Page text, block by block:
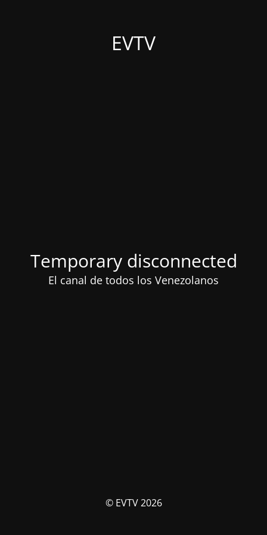
EVTV
Temporary disconnected
El canal de todos los Venezolanos
© EVTV 2026